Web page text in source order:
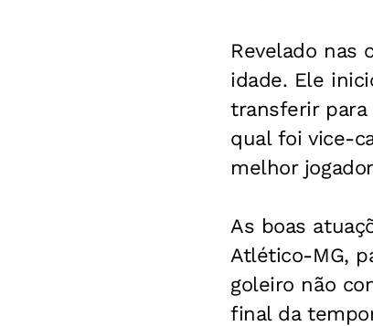
Revelado nas
idade. Ele
transferir para
qual foi vice-
melhor
As boas
Atlético-MG,
goleiro não
final da